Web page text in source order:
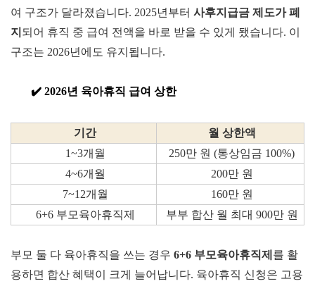
여 구조가 달라졌습니다. 2025년부터 사후지급금 제 도가 폐
지 되어 휴직 중 급여 전액을 바로 받을 수 있게 됐습니다. 이
구조는 2026년에도 유지됩니다.
✔️ 2026년 육아휴직 급여 상한
기간
월 상한액
1~3개월
250만 원 (통상임금 100%)
4~6개월
200만 원
7~12개월
160만 원
6+6 부모육아휴직제
부부 합산 월 최대 900만 원
부모 둘 다 육아휴직을 쓰는 경우 6+6 부모육아휴직제 를 활
용하면 합산 혜택이 크게 늘어납니다. 육아휴직 신청은 고용